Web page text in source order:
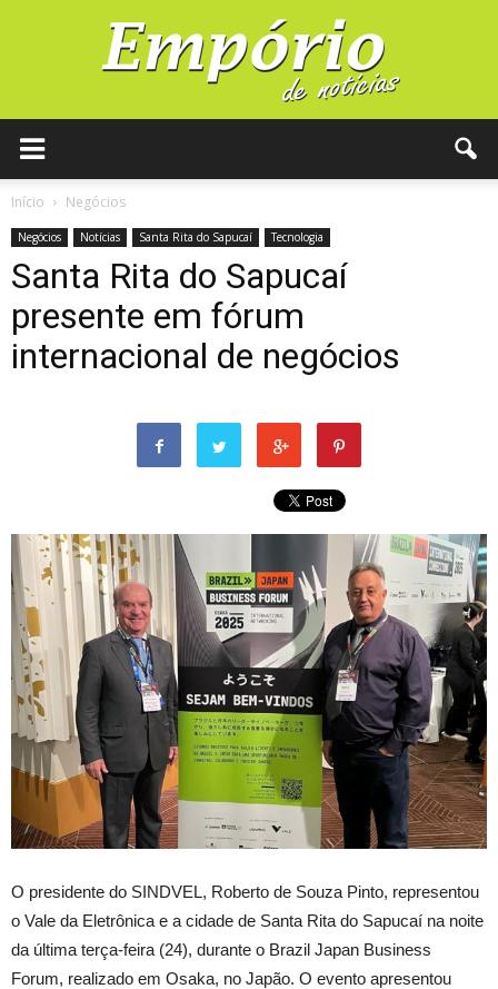
Início Negócios
Negócios Notícias Santa Rita do Sapucaí Tecnologia
Santa Rita do Sapucaí
presente em fórum
internacional de negócios
O presidente do SINDVEL, Roberto de Souza Pinto, representou
o Vale da Eletrônica e a cidade de Santa Rita do Sapucaí na noite
da última terça-feira (24), durante o Brazil Japan Business
Forum, realizado em Osaka, no Japão. O evento apresentou